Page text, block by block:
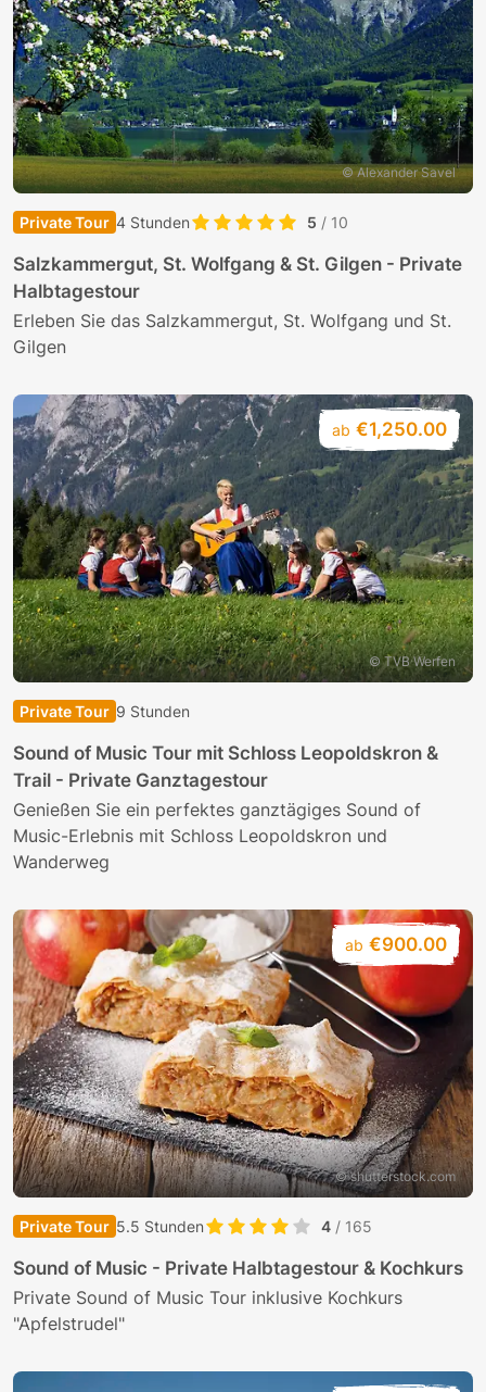
© Alexander Savel
Private Tour 4 Stunden 5 / 10
Salzkammergut, St. Wolfgang & St. Gilgen - Private
Halbtagestour
Erleben Sie das Salzkammergut, St. Wolfgang und St.
Gilgen
ab €1,250.00
© TVB Werfen
Private Tour 9 Stunden
Sound of Music Tour mit Schloss Leopoldskron &
Trail - Private Ganztagestour
Genießen Sie ein perfektes ganztägiges Sound of
Music-Erlebnis mit Schloss Leopoldskron und
Wanderweg
ab €900.00
© shutterstock.com
Private Tour 5.5 Stunden 4 / 165
Sound of Music - Private Halbtagestour & Kochkurs
Private Sound of Music Tour inklusive Kochkurs
"Apfelstrudel"